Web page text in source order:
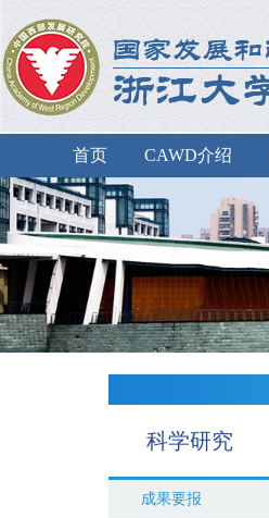
首页 CAWD介绍
科学研究
成果要报